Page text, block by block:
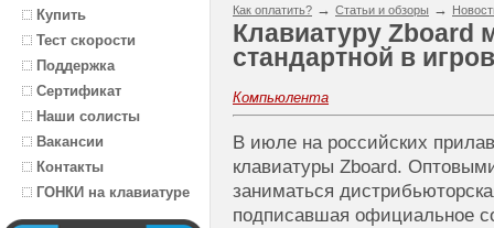
Купить
Тест скорости
Поддержка
Сертификат
Наши солисты
Вакансии
Контакты
ГОНКИ на клавиатуре
Как оплатить? → Статьи и обзоры →
Клавиатуру Zboard
стандартной в
Компьюлента
В июле на российских
клавиатуры Zboard.
заниматься
подписавшая официальное